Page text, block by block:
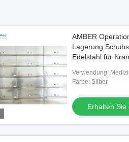
AMBER
Lagerung
Edelstahl für
Verwendung:
Farbe: Silber
Erhalten Sie